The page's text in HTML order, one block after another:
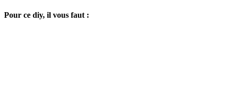
Pour ce diy, il vous faut :